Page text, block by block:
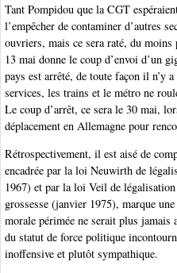
Tant Pompidou que la CGT
l’empêcher de contaminer d’autres
ouvriers, mais ce sera raté, du
13 mai donne le coup d’envoi d’un
pays est arrêté, de toute façon il n’y
services, les trains et le métro ne
Le coup d’arrêt, ce sera le 30 mai,
déplacement en Allemagne pour
Rétrospectivement, il est aisé de
encadrée par la loi Neuwirth de
1967) et par la loi Veil de
grossesse (janvier 1975), marque
morale périmée ne serait plus jamais
du statut de force politique
inoffensive et plutôt sympathique.